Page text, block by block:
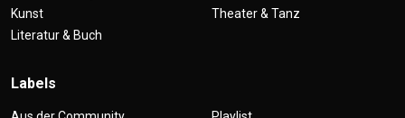
Kunst
Literatur & Buch
Theater & Tanz
Labels